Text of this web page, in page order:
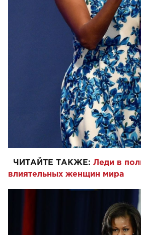
ЧИТАЙТЕ ТАКЖЕ: Леди в
влиятельных женщин мира